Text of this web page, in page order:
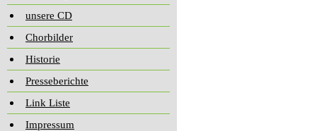
unsere CD
Chorbilder
Historie
Presseberichte
Link Liste
Impressum